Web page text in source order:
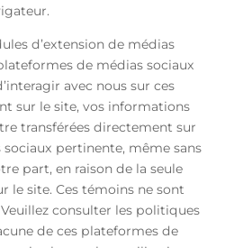
d’extension de médias
de médias sociaux
avec nous sur ces
sur le site, vos informations
transférées directement sur
pertinente, même sans
part, en raison de la seule
le site. Ces témoins ne sont
consulter les politiques
de ces plateformes de